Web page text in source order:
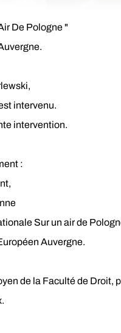
De Pologne "
intervenu.
intervention.
:
Sur un air de
Auvergne.
de la Faculté de Droit,